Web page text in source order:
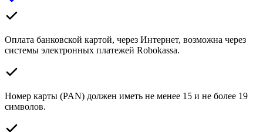
Оплата банковской картой, через Интернет, возможна через
системы электронных платежей Robokassa.
Номер карты (PAN) должен иметь не менее 15 и не более 19
символов.